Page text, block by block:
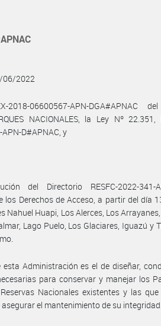
06/2022
2018-06600567-APN-DGA#APNAC
NACIONALES, la Ley Nº
D#APNAC, y
del Directorio RESFC-2022-341-
los Derechos de Acceso, a partir del día
Nahuel Huapi, Los Alerces, Los
Lago Puelo, Los Glaciares, Iguazú y
Administración es el de diseñar,
para conservar y manejar los
Nacionales existentes y las
el mantenimiento de su integridad.